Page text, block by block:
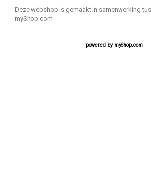
Deze webshop is gemaakt in samenwerking
myShop.com
powered by myShop.com